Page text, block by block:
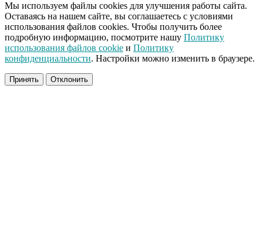
Мы используем файлы cookies для улучшения работы сайта.
Оставаясь на нашем сайте, вы соглашаетесь с условиями
использования файлов cookies. Чтобы получить более
подробную информацию, посмотрите нашу Политику
использования файлов cookie и Политику
конфиденциальности. Настройки можно изменить в браузере.
Принять Отклонить